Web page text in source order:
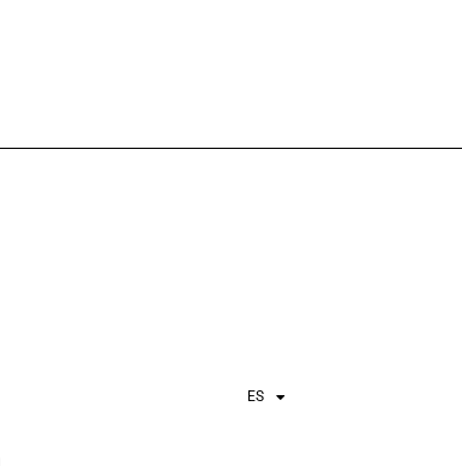
ES
EN